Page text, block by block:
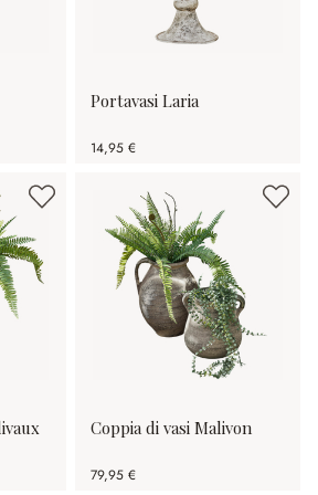
Portavasi Laria
14,95 €
Coppia di vasi Malivon
79,95 €